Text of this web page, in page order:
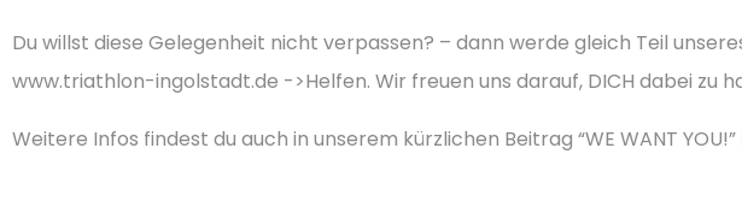
Du willst diese Gelegenheit nicht verpassen? – dann werde gleich Teil
www.triathlon-ingolstadt.de ->Helfen. Wir freuen uns darauf, DICH dabei zu
Weitere Infos findest du auch in unserem kürzlichen Beitrag “WE WANT YOU!”